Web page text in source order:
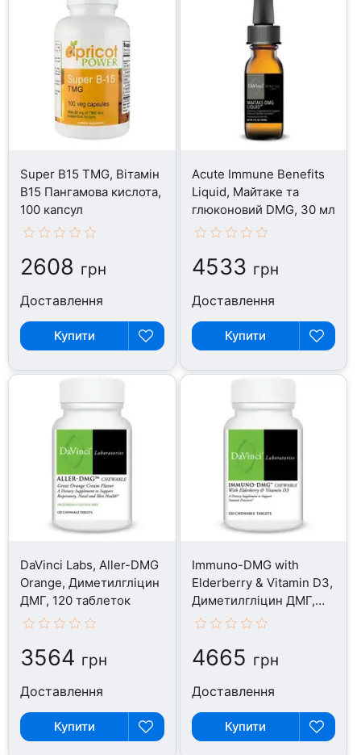
Super B15 TMG, Вітамін
B15 Пангамова кислота,
100 капсул
2608 грн
Доставлення
Купити
Acute Immune Benefits
Liquid, Майтаке та
глюконовий DMG, 30 мл
4533 грн
Доставлення
Купити
DaVinci Labs, Aller-DMG
Orange, Диметилгліцин
ДМГ, 120 таблеток
3564 грн
Доставлення
Купити
Immuno-DMG with
Elderberry & Vitamin D3,
Диметилгліцин ДМГ,
120 таблеток
4665 грн
Доставлення
Купити